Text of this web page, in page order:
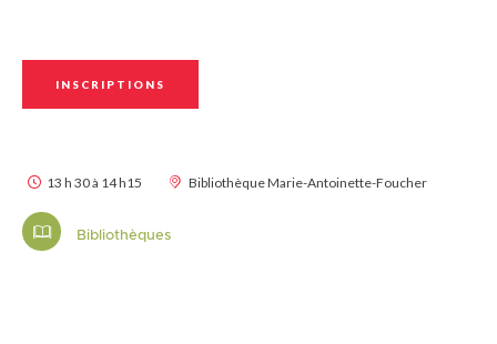
INSCRIPTIONS
13 h 30 à 14 h15 Bibliothèque Marie-Antoinette-Foucher
Bibliothèques